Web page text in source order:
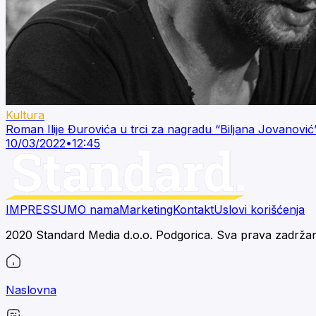
Kultura
Roman Ilije Đurovića u trci za nagradu “Biljana
10/03/2022•12:45
IMPRESSUMO namaMarketingKontaktUslovi korišćenja
2020 Standard Media d.o.o. Podgorica. Sva prava
Naslovna